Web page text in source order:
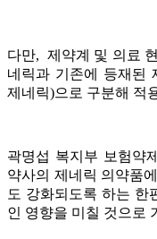
다만, 제약계 및 의료
네릭과 기존에 등재된
제네릭)으로 구분해 적
곽명섭 복지부 보험약
약사의 제네릭 의약품
도 강화되도록 하는 한
인 영향을 미칠 것으로